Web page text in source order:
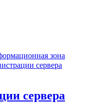
зона
сервера
сервера